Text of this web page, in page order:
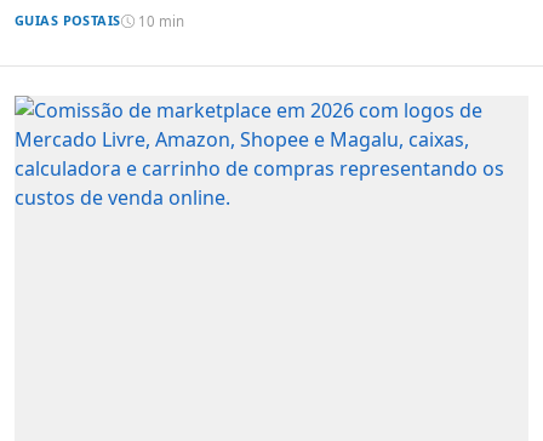
GUIAS POSTAIS 10 min